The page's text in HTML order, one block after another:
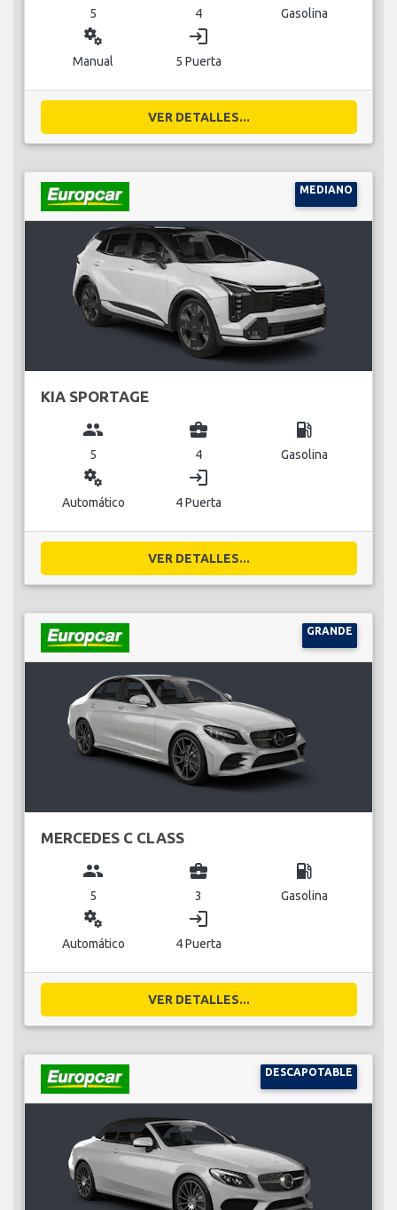
5 4 Gasolina
miscellaneous_services
Manual
login
5 Puerta
VER DETALLES...
MEDIANO
KIA SPORTAGE
group
5
business_center
4
local_gas_station
Gasolina
miscellaneous_services
Automático
login
4 Puerta
VER DETALLES...
GRANDE
MERCEDES C CLASS
group
5
business_center
3
local_gas_station
Gasolina
miscellaneous_services
Automático
login
4 Puerta
VER DETALLES...
DESCAPOTABLE